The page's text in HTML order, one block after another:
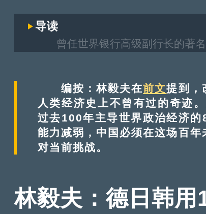
导读
曾任世界银行高级副行长的著名
经济格局；中国经济基础坚实，有
长的重要引擎。
编按：林毅夫在前文提到，
人类经济史上不曾有过的奇迹
过去100年主导世界政治经济
能力减弱，中国必须在这场百
对当前挑战。
林毅夫：德日韩